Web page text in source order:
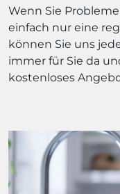
Wenn Sie
einfach nur eine
können Sie uns
immer für Sie da
kostenloses